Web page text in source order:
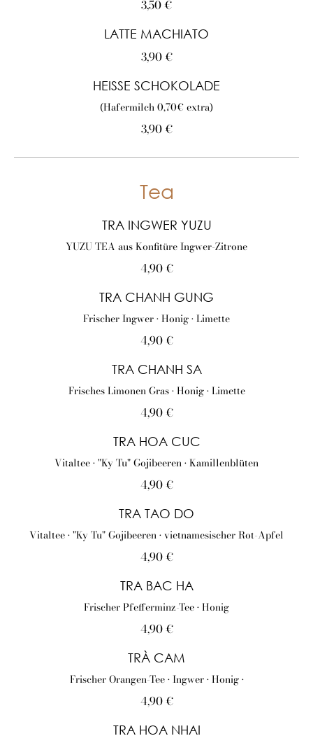
3,50 €
LATTE MACHIATO
3,90 €
HEISSE SCHOKOLADE
(Hafermilch 0,70€ extra)
3,90 €
Tea
TRA INGWER YUZU
YUZU TEA aus Konfitüre Ingwer-Zitrone
4,90 €
TRA CHANH GUNG
Frischer Ingwer • Honig • Limette
4,90 €
TRA CHANH SA
Frisches Limonen Gras • Honig • Limette
4,90 €
TRA HOA CUC
Vitaltee • "Ky Tu" Gojibeeren • Kamillenblüten
4,90 €
TRA TAO DO
Vitaltee • "Ky Tu" Gojibeeren • vietnamesischer Rot-Apfel
4,90 €
TRA BAC HA
Frischer Pfefferminz-Tee • Honig
4,90 €
TRÀ CAM
Frischer Orangen-Tee • Ingwer • Honig •
4,90 €
TRA HOA NHAI